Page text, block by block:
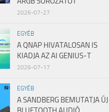
2026-07-27
EGYÉB
A QNAP HIVATALOSAN IS
KIADJA AZ AI GENIUS-T
2026-07-17
EGYÉB
A SANDBERG BEMUTATJA ÚJ